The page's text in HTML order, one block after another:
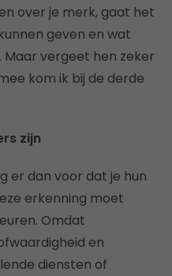
over je merk, gaat het
geven en wat
Maar vergeet hen zeker
kom ik bij de derde
zijn
er dan voor dat je hun
erkenning moet
Omdat
en
diensten of